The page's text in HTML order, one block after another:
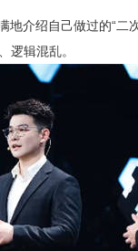
地介绍自己做过的“二
逻辑混乱。